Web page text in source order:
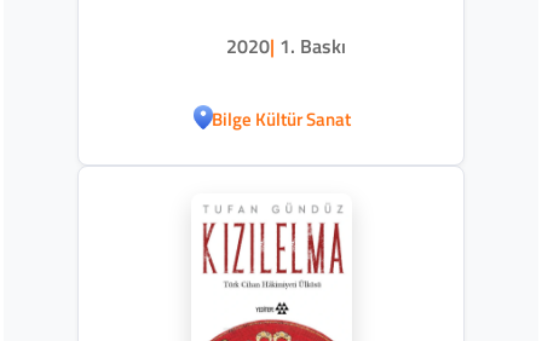
2020| 1. Baskı
Bilge Kültür Sanat